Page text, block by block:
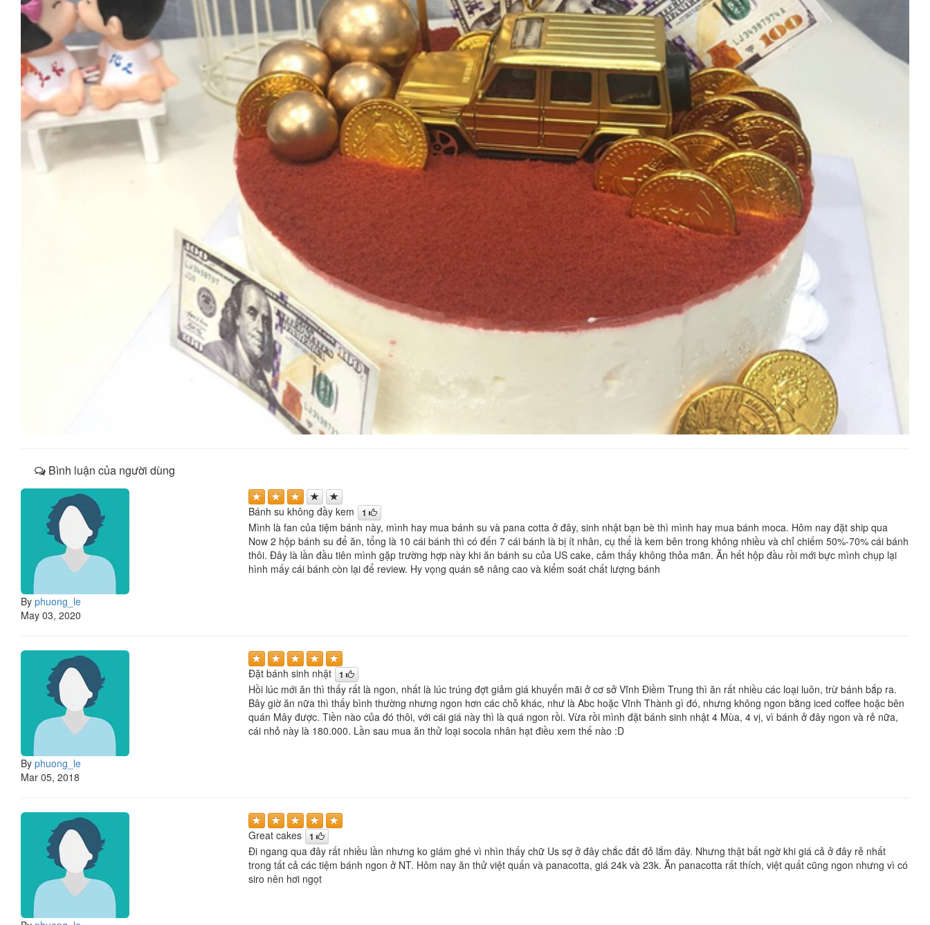
Bình luận của người dùng
By phuong_le
May 03, 2020
Bánh su không đầy kem 1
Mình là fan của tiệm bánh này, mình hay mua bánh su và pana cotta ở đây, sinh nhật bạn bè thì mình hay mua bánh moca. Hôm nay đặt ship qua
Now 2 hộp bánh su để ăn, tổng là 10 cái bánh thì có đến 7 cái bánh là bị ít nhân, cụ thể là kem bên trong không nhiều và chỉ chiếm 50%-70% cái bánh
thôi. Đây là lần đầu tiên mình gặp trường hợp này khi ăn bánh su của US cake, cảm thấy không thỏa mãn. Ăn hết hộp đầu rồi mới bực mình chụp lại
hình mấy cái bánh còn lại để review. Hy vọng quán sẽ nâng cao và kiểm soát chất lượng bánh
By phuong_le
Mar 05, 2018
Đặt bánh sinh nhật 1
Hồi lúc mới ăn thì thấy rất là ngon, nhất là lúc trúng đợt giảm giá khuyến mãi ở cơ sở Vĩnh Điềm Trung thì ăn rất nhiều các loại luôn, trừ bánh bắp ra.
Bây giờ ăn nữa thì thấy bình thường nhưng ngon hơn các chỗ khác, như là Abc hoặc Vĩnh Thành gì đó, nhưng không ngon bằng iced coffee hoặc bên
quán Mây được. Tiền nào của đó thôi, với cái giá này thì là quá ngon rồi. Vừa rồi mình đặt bánh sinh nhật 4 Mùa, 4 vị, vì bánh ở đây ngon và rẻ nữa,
cái nhỏ này là 180.000. Lần sau mua ăn thử loại socola nhân hạt điều xem thế nào :D
Great cakes 1
Đi ngang qua đây rất nhiều lần nhưng ko giám ghé vì nhìn thấy chữ Us sợ ở đây chắc đắt đỏ lắm đây. Nhưng thật bất ngờ khi giá cả ở đây rẻ nhất
trong tất cả các tiệm bánh ngon ở NT. Hôm nay ăn thử việt quấn và panacotta, giá 24k và 23k. Ăn panacotta rất thích, việt quất cũng ngon nhưng vì có
siro nên hơi ngọt